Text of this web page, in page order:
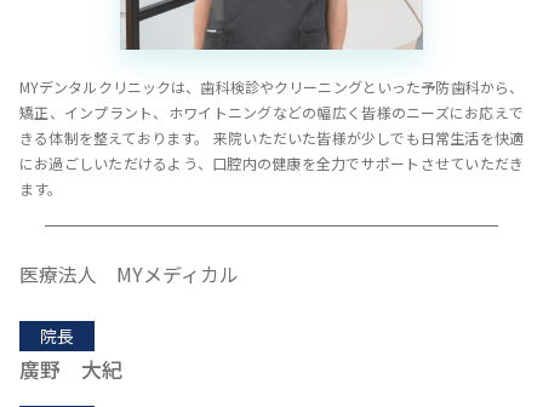
MYデンタルクリニックは、歯科検診やクリーニングといった予防歯科から、
矯正、インプラント、ホワイトニングなどの幅広く皆様のニーズにお応えで
きる体制を整えております。 来院いただいた皆様が少しでも日常生活を快適
にお過ごしいただけるよう、口腔内の健康を全力でサポートさせていただき
ます。
医療法人 MYメディカル
院長
廣野 大紀